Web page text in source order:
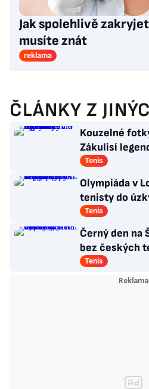
Jak spolehlivě
musíte znát
reklama
ČLÁNKY Z
Kouzelné
Zákulisí
Síni slávy na
Tenis
Olympiáda v
tenisty do
Wimbledonu
Tenis
Černý den na
bez českých
favoritek
Tenis